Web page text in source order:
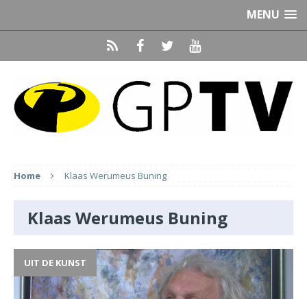
MENU
Home Klaas Werumeus Buning
Klaas Werumeus Buning
UIT DE KUNST